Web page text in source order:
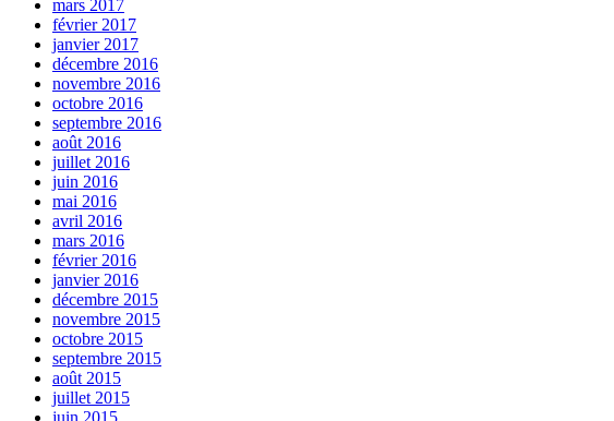
mars 2017
février 2017
janvier 2017
décembre 2016
novembre 2016
octobre 2016
septembre 2016
août 2016
juillet 2016
juin 2016
mai 2016
avril 2016
mars 2016
février 2016
janvier 2016
décembre 2015
novembre 2015
octobre 2015
septembre 2015
août 2015
juillet 2015